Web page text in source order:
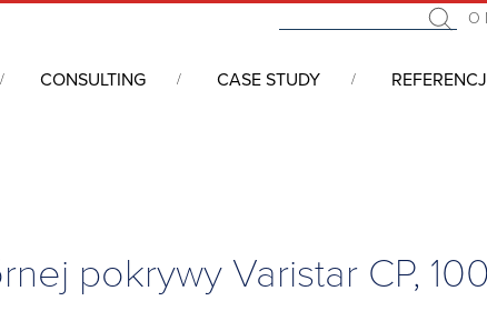
O
CONSULTING CASE STUDY
pokrywy Varistar CP,